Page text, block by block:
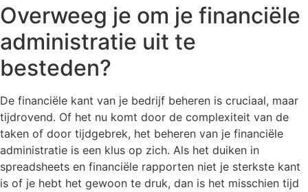
Overweeg je om je financiële
administratie uit te
besteden?
De financiële kant van je bedrijf beheren is cruciaal, maar
tijdrovend. Of het nu komt door de complexiteit van de
taken of door tijdgebrek, het beheren van je financiële
administratie is een klus op zich. Als het duiken in
spreadsheets en financiële rapporten niet je sterkste kant
is of je hebt het gewoon te druk, dan is het misschien tijd